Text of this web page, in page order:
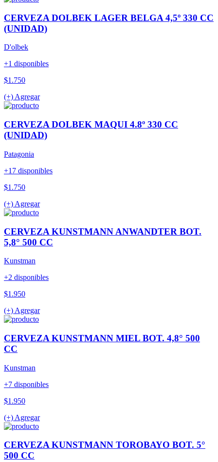
CERVEZA DOLBEK LAGER BELGA 4,5º 330 CC
(UNIDAD)
D'olbek
+1 disponibles
$1.750
(+) Agregar
CERVEZA DOLBEK MAQUI 4.8º 330 CC
(UNIDAD)
Patagonia
+17 disponibles
$1.750
(+) Agregar
CERVEZA KUNSTMANN ANWANDTER BOT.
5,8° 500 CC
Kunstman
+2 disponibles
$1.950
(+) Agregar
CERVEZA KUNSTMANN MIEL BOT. 4,8° 500
CC
Kunstman
+7 disponibles
$1.950
(+) Agregar
CERVEZA KUNSTMANN TOROBAYO BOT. 5°
500 CC